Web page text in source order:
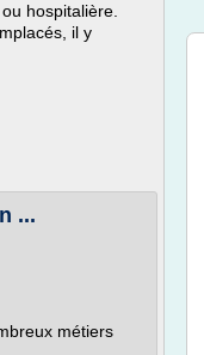
hospitalière.
il y
...
métiers